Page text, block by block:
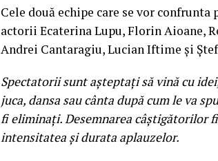
Cele două echipe care se vor
actorii Ecaterina Lupu, Florin Aioane,
Andrei Cantaragiu, Lucian Iftime și
Spectatorii sunt așteptați să vină cu
juca, dansa sau cânta după cum le va
fi eliminați. Desemnarea câștigătorilor
intensitatea și durata aplauzelor.